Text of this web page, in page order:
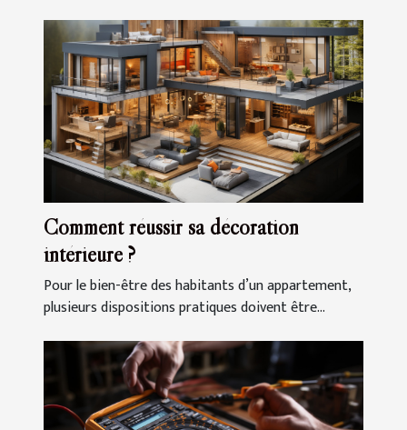
Comment réussir sa décoration
intérieure ?
Pour le bien-être des habitants d’un appartement,
plusieurs dispositions pratiques doivent être...